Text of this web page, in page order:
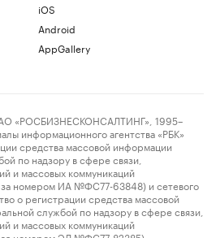
iOS
Android
AppGallery
«РОСБИЗНЕСКОНСАЛТИНГ», 1995–
информационного агентства «РБК»
средства массовой информации
по надзору в сфере связи,
и массовых коммуникаций
за номером ИА №ФС77-63848) и сетевого
о регистрации средства массовой
службой по надзору в сфере связи,
и массовых коммуникаций